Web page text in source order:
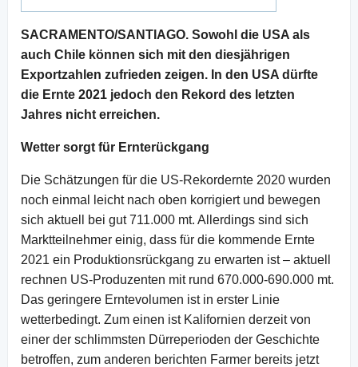
Play
SACRAMENTO/SANTIAGO. Sowohl die USA als
auch Chile können sich mit den diesjährigen
Exportzahlen zufrieden zeigen. In den USA dürfte
die Ernte 2021 jedoch den Rekord des letzten
Jahres nicht erreichen.
Wetter sorgt für Ernterückgang
Die Schätzungen für die US-Rekordernte 2020 wurden
noch einmal leicht nach oben korrigiert und bewegen
sich aktuell bei gut 711.000 mt. Allerdings sind sich
Marktteilnehmer einig, dass für die kommende Ernte
2021 ein Produktionsrückgang zu erwarten ist – aktuell
rechnen US-Produzenten mit rund 670.000-690.000 mt.
Das geringere Erntevolumen ist in erster Linie
wetterbedingt. Zum einen ist Kalifornien derzeit von
einer der schlimmsten Dürreperioden der Geschichte
betroffen, zum anderen berichten Farmer bereits jetzt